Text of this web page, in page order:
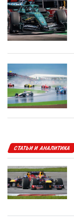
СТАТЬИ И АНАЛИТИКА